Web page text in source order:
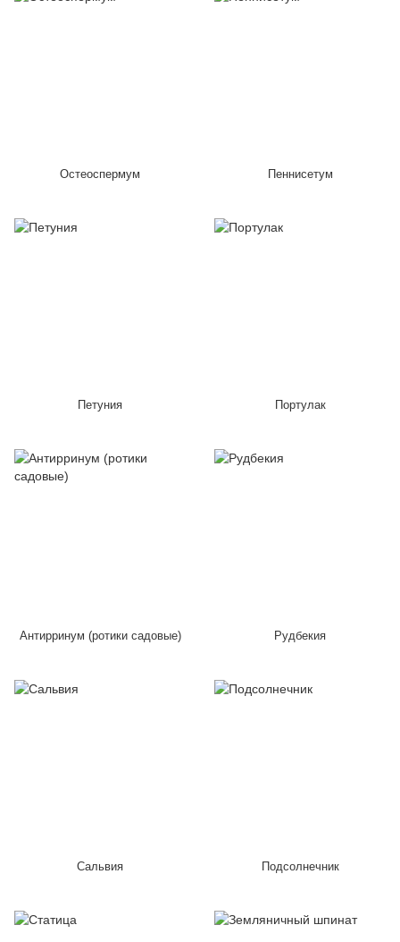
Остеоспермум Пеннисетум
Петуния Портулак
Антирринум (ротики садовые) Рудбекия
Сальвия Подсолнечник